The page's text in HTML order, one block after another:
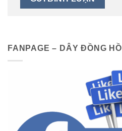
FANPAGE – DÂY ĐỒNG HỒ